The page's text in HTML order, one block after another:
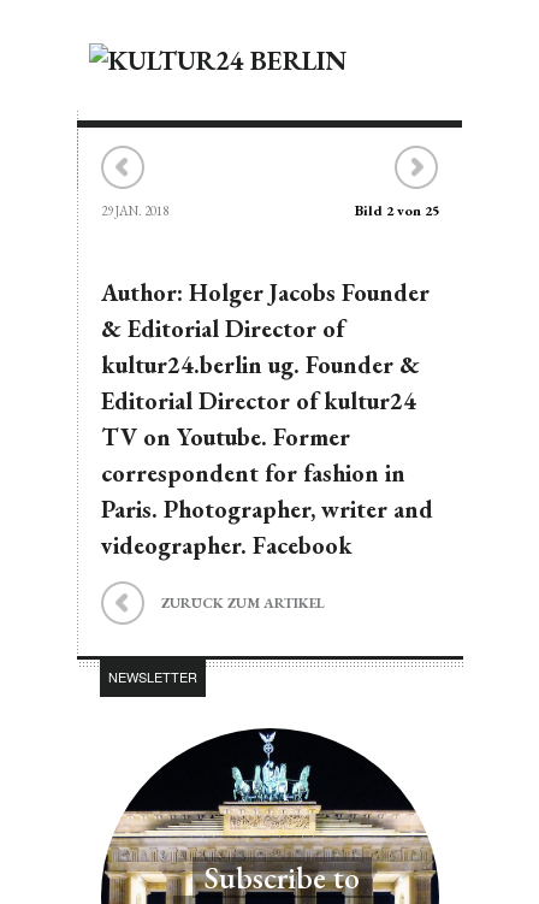
29 JAN. 2018 Bild 2 von 25
Author: Holger Jacobs Founder
& Editorial Director of
kultur24.berlin ug. Founder &
Editorial Director of kultur24
TV on Youtube. Former
correspondent for fashion in
Paris. Photographer, writer and
videographer. Facebook
ZURÜCK ZUM ARTIKEL
NEWSLETTER
Subscribe to